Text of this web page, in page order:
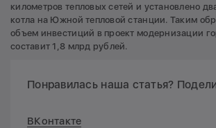
километров тепловых сетей и установлено
котла на Южной тепловой станции. Таким
объем инвестиций в проект модернизации
составит 1,8 млрд рублей.
Понравилась наша статья?
ВКонтакте